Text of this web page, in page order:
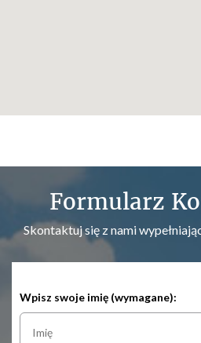
Formularz
Skontaktuj się z nami
Wpisz swoje imię (wymagane):